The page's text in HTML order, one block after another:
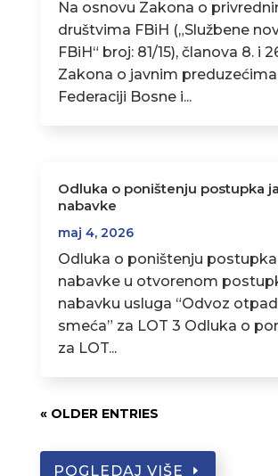
Na osnovu Zakona o
društvima FBiH („Službene
FBiH“ broj: 81/15), članova 8. i
Zakona o javnim preduzećima
Federaciji Bosne i...
Odluka o poništenju postupka
nabavke
maj 4, 2026
Odluka o poništenju
nabavke u otvorenom
nabavku usluga “Odvoz
smeća” za LOT 3 Odluka o
za LOT...
« OLDER ENTRIES
POGLEDAJ VIŠE